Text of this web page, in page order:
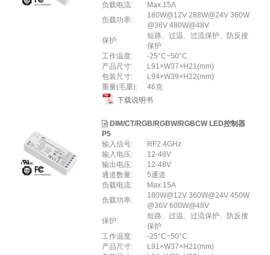
负载电流:
Max.15A
负载功率:
180W@12V 288W@24V 360W
@36V 480W@48V
保护:
短路、过温、过流保护、防反接
保护
⼯作温度:
-25°C~50°C
产品尺寸:
L91×W37×H21(mm)
包装尺寸:
L94×W39×H22(mm)
重量(⽑重):
46克
下载说明书
DIM/CT/RGB/RGBW/RGBCW LED控制器
P5
输入信号:
RF2.4GHz
输入电压:
12-48V
输出电压:
12-48V
通道数量:
5通道
负载电流:
Max.15A
负载功率:
180W@12V 360W@24V 450W
@36V 600W@48V
保护:
短路、过温、过流保护、防反接
保护
⼯作温度:
-25°C~50°C
产品尺寸:
L91×W37×H21(mm)